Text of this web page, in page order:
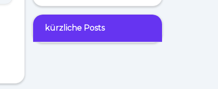
kürzliche Posts